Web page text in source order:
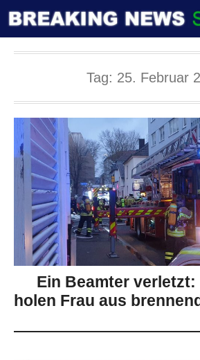
Tag: 25. Februar
Ein Beamter
holen Frau aus